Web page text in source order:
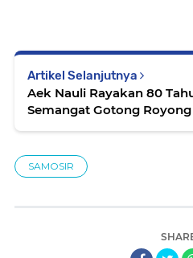
Artikel Selanjutnya
Aek Nauli Rayakan 80
Semangat Gotong
SAMOSIR